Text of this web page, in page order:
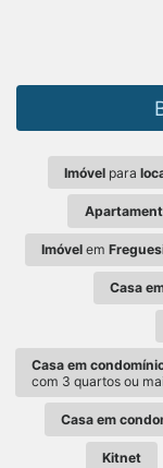
Imóvelpara
Imóvel em
Casa
Casa em
com 3 quartos ou
Casa em
Kitnet